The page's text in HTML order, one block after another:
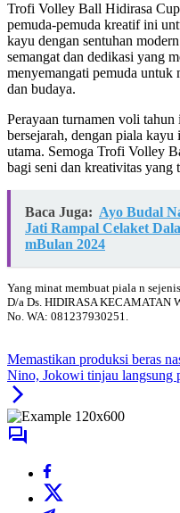
Trofi Volley Ball Hidirasa
pemuda-pemuda kreatif ini
kayu dengan sentuhan
semangat dan dedikasi yang
menyemangati pemuda untuk
dan budaya.
Perayaan turnamen voli
bersejarah, dengan piala kayu
utama. Semoga Trofi Volley
bagi seni dan kreativitas
Baca Juga: Ayo Budal
Jati Rampal Celaket
mBulan 2024
Yang minat membuat piala n
D/a Ds. HIDIRASA KECAMATAN
No. WA: 081237930251.
Memastikan produksi beras
Nino, Jokowi tinjau langsung